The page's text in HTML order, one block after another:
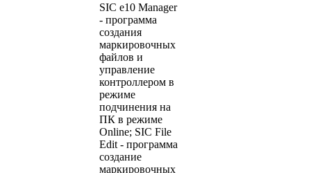
SIC e10 Manager
- программа
создания
маркировочных
файлов и
управление
контроллером в
режиме
подчинения на
ПК в режиме
Online; SIC File
Edit - программа
создание
маркировочных